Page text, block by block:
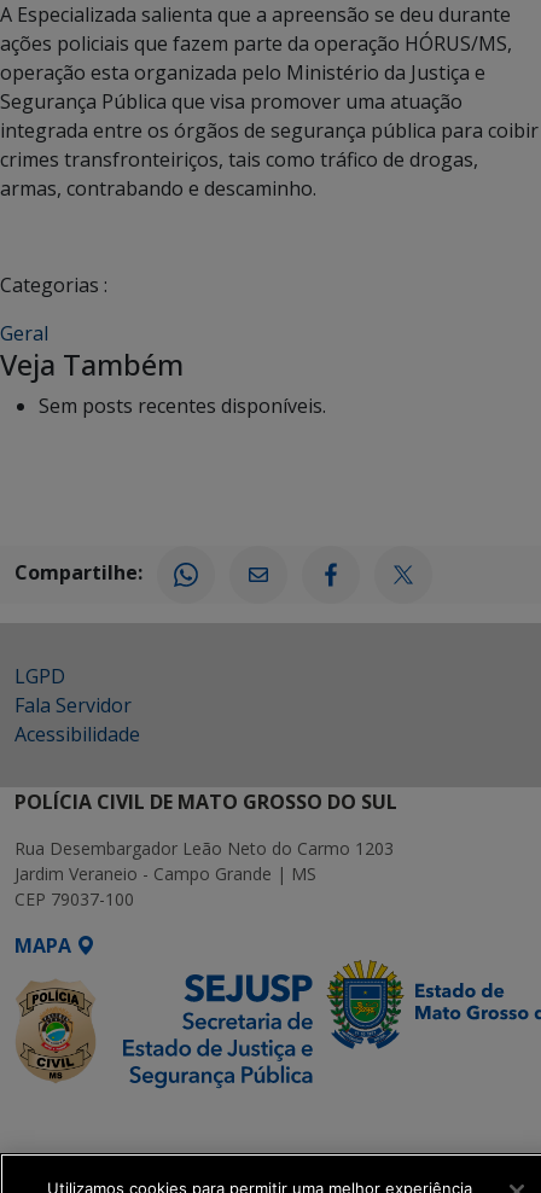
A Especializada salienta que a apreensão se deu durante
ações policiais que fazem parte da operação HÓRUS/MS,
operação esta organizada pelo Ministério da Justiça e
Segurança Pública que visa promover uma atuação
integrada entre os órgãos de segurança pública para coibir
crimes transfronteiriços, tais como tráfico de drogas,
armas, contrabando e descaminho.
Categorias :
Geral
Veja Também
Sem posts recentes disponíveis.
Compartilhe:
LGPD
Fala Servidor
Acessibilidade
POLÍCIA CIVIL DE MATO GROSSO DO SUL
Rua Desembargador Leão Neto do Carmo 1203
Jardim Veraneio - Campo Grande | MS
CEP 79037-100
MAPA
Executiva de
Transformação Digital
Utilizamos cookies para permitir uma melhor experiência